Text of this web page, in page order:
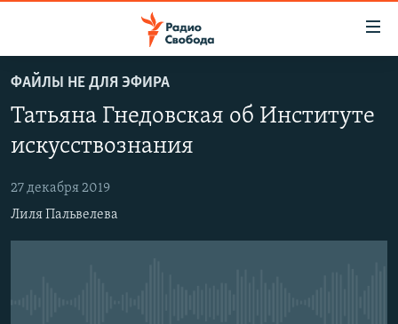
упрощенного
доступа
содержанию
Вернутся
ПРОГРАММЫ
ПОДКАСТЫ
АВТОРСКИЕ ПРОЕКТЫ
ЦИТАТЫ СВОБОДЫ
МНЕНИЯ
ФАЙЛЫ НЕ ДЛЯ ЭФИРА
Татьяна Гнедовская об Институте
искусствознания
27 декабря 2019
Лиля Пальвелева